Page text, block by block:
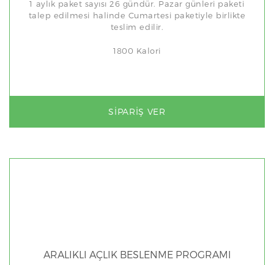
1 aylık paket sayısı 26 gündür. Pazar günleri paketi
talep edilmesi halinde Cumartesi paketiyle birlikte
teslim edilir.
1800 Kalori
SIPARIŞ VER
ARALIKLI AÇLIK BESLENME PROGRAMI